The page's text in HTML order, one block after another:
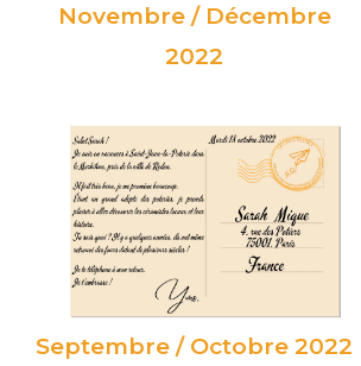
Novembre / Décembre
2022
Septembre / Octobre 2022